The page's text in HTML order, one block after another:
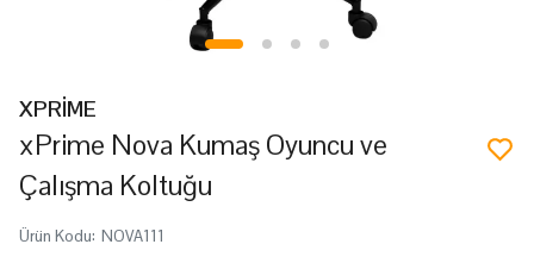
XPRİME
xPrime Nova Kumaş Oyuncu ve
Çalışma Koltuğu
Ürün Kodu: NOVA111